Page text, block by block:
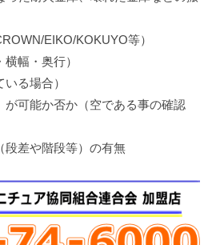
EIKO/KOKUYO等）
幅・奥行）
る場合）
が可能か否か（空である事の確認
段差や階段等）の有無